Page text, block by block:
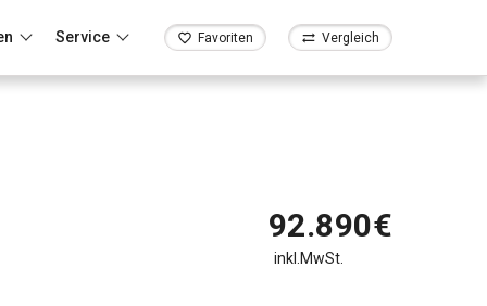
Service Favoriten Vergleich
92.890€
inkl.MwSt.